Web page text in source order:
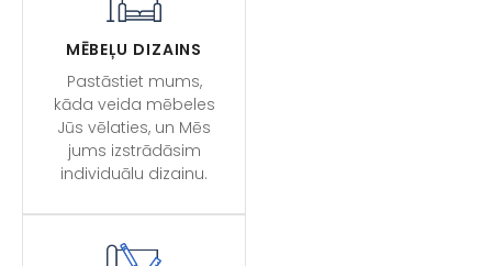
MĒBEĻU DIZAINS
Pastāstiet mums,
kāda veida mēbeles
Jūs vēlaties, un Mēs
jums izstrādāsim
individuālu dizainu.